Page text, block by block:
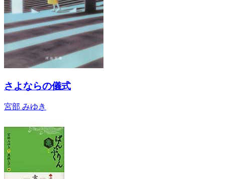
さよならの儀式
宮部 みゆき